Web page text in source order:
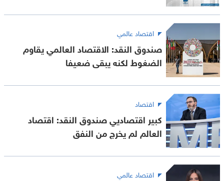
اقتصاد عالمي
صندوق النقد: الاقتصاد العالمي يقاوم
الضغوط لكنه يبقى ضعيفا
اقتصاد
كبير اقتصاديي صندوق النقد: اقتصاد
العالم لم يخرج من النفق
اقتصاد عالمي